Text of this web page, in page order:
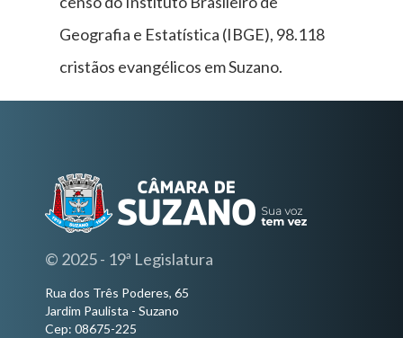
Geografia e Estatística (IBGE), 98.118
cristãos evangélicos em Suzano.
© 2025 - 19ª Legislatura
Rua dos Três Poderes, 65
Jardim Paulista - Suzano
Cep: 08675-225